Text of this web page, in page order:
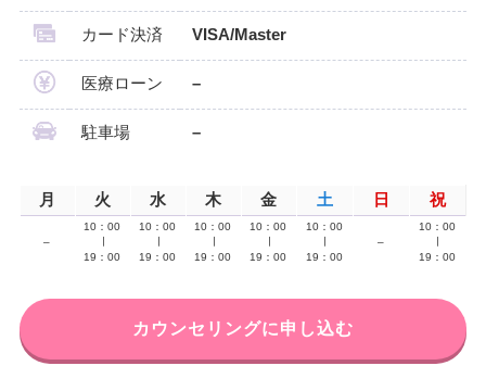
カード決済 VISA/Master
医療ローン –
駐車場 –
月 火 水 木 金 土 日 祝
–
10：00
19：00
10：00
19：00
10：00
19：00
10：00
19：00
10：00
19：00
–
10：00
19：00
カウンセリングに申し込む